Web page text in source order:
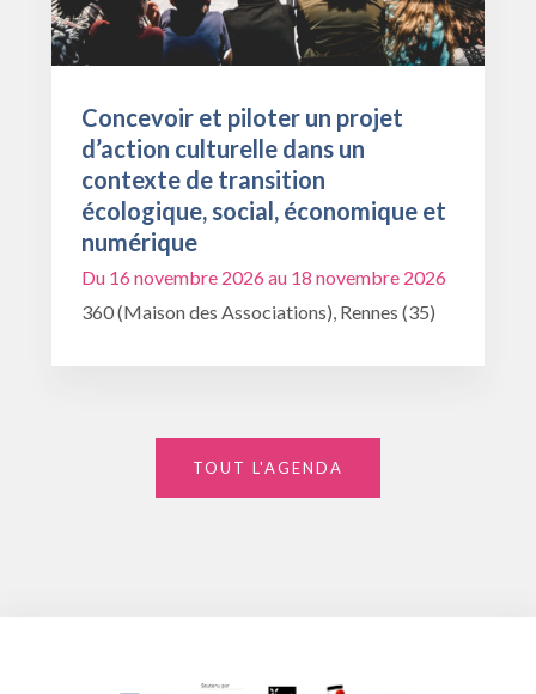
Concevoir et piloter un projet
d’action culturelle dans un
contexte de transition
écologique, social, économique et
numérique
Du 16 novembre 2026 au 18 novembre 2026
360 (Maison des Associations), Rennes (35)
TOUT L'AGENDA